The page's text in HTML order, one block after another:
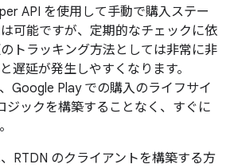
API を使用して手動で購入ステー
可能ですが、定期的なチェックに依
トラッキング方法としては非常に非
遅延が発生しやすくなります。
Google Play での購入のライフサイ
ジックを構築することなく、すぐに
RTDN のクライアントを構築する方